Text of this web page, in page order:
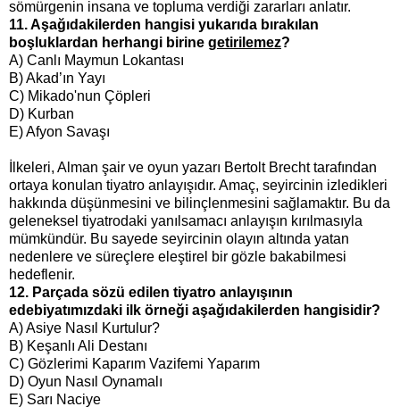
sömürgenin insana ve topluma verdiği zararları anlatır.
11. Aşağıdakilerden hangisi yukarıda bırakılan
boşluklardan herhangi birine getirilemez?
A) Canlı Maymun Lokantası
B) Akad’ın Yayı
C) Mikado'nun Çöpleri
D) Kurban
E) Afyon Savaşı
İlkeleri, Alman şair ve oyun yazarı Bertolt Brecht tarafından
ortaya konulan tiyatro anlayışıdır. Amaç, seyircinin izledikleri
hakkında düşünmesini ve bilinçlenmesini sağlamaktır. Bu da
geleneksel tiyatrodaki yanılsamacı anlayışın kırılmasıyla
mümkündür. Bu sayede seyircinin olayın altında yatan
nedenlere ve süreçlere eleştirel bir gözle bakabilmesi
hedeflenir.
12. Parçada sözü edilen tiyatro anlayışının
edebiyatımızdaki ilk örneği aşağıdakilerden hangisidir?
A) Asiye Nasıl Kurtulur?
B) Keşanlı Ali Destanı
C) Gözlerimi Kaparım Vazifemi Yaparım
D) Oyun Nasıl Oynamalı
E) Sarı Naciye